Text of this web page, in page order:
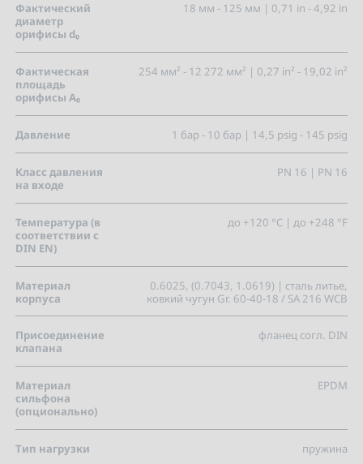
Фактический
диаметр
орифисы d₀
18 мм - 125 мм | 0,71 in - 4,92 in
Фактическая
площадь
орифисы A₀
254 мм² - 12 272 мм² | 0,27 in² - 19,02 in²
Давление 1 бар - 10 бар | 14,5 psig - 145 psig
Класс давления
на входе
PN 16 | PN 16
Температура (в
соответствии с
DIN EN)
до +120 °C | до +248 °F
Материал
корпуса
0.6025, (0.7043, 1.0619) | сталь литье,
ковкий чугун Gr. 60-40-18 / SA 216 WCB
Присоединение
клапана
фланец согл. DIN
Материал
сильфона
(опционально)
EPDM
Тип нагрузки пружина